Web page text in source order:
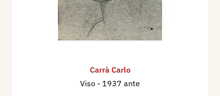
Carrà Carlo
Viso - 1937 ante